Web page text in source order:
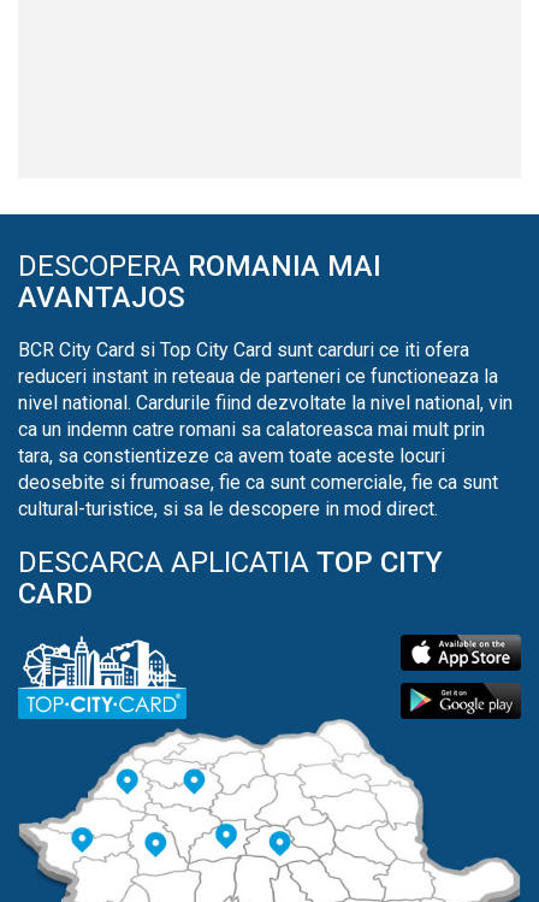
DESCOPERA ROMANIA MAI
AVANTAJOS
BCR City Card si Top City Card sunt carduri ce iti ofera
reduceri instant in reteaua de parteneri ce functioneaza la
nivel national. Cardurile fiind dezvoltate la nivel national, vin
ca un indemn catre romani sa calatoreasca mai mult prin
tara, sa constientizeze ca avem toate aceste locuri
deosebite si frumoase, fie ca sunt comerciale, fie ca sunt
cultural-turistice, si sa le descopere in mod direct.
DESCARCA APLICATIA TOP CITY
CARD